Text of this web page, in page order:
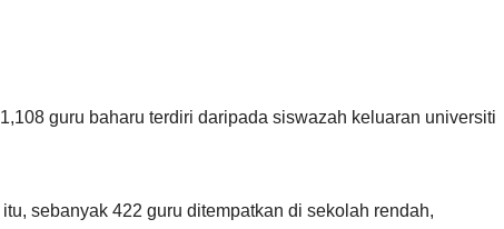
guru baharu terdiri daripada siswazah keluaran universiti
sebanyak 422 guru ditempatkan di sekolah rendah,